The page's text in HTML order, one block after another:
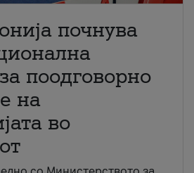
почнува
поодговорно
на
во